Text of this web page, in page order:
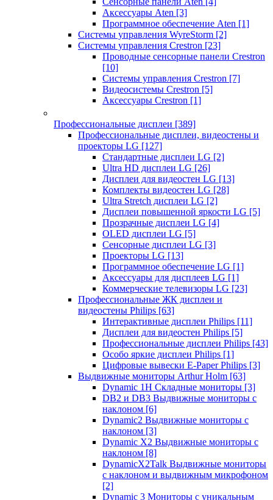
Аксессуары Aten [3]
Программное обеспечение Aten [1]
Системы управления WyreStorm [2]
Системы управления Crestron [23]
Проводные сенсорные панели Crestron
[10]
Системы управления Crestron [7]
Видеосистемы Crestron [5]
Аксессуары Crestron [1]
Профессиональные дисплеи [389]
Профессиональные дисплеи, видеостены и
проекторы LG [127]
Стандартные дисплеи LG [2]
Ultra HD дисплеи LG [26]
Дисплеи для видеостен LG [13]
Комплекты видеостен LG [28]
Ultra Stretch дисплеи LG [2]
Дисплеи повышенной яркости LG [5]
Прозрачные дисплеи LG [4]
OLED дисплеи LG [5]
Сенсорные дисплеи LG [3]
Проекторы LG [13]
Программное обеспечение LG [1]
Аксессуары для дисплеев LG [1]
Коммерческие телевизоры LG [23]
Профессиональные ЖК дисплеи и
видеостены Philips [63]
Интерактивные дисплеи Philips [11]
Дисплеи для видеостен Philips [5]
Профессиональные дисплеи Philips [43]
Особо яркие дисплеи Philips [1]
Цифровые вывески E-Paper Philips [3]
Выдвижные мониторы Arthur Holm [63]
Dynamic 1Н Складные мониторы [3]
DB2 и DB3 Выдвижные мониторы с
наклоном [6]
Dynamic2 Выдвижные мониторы с
наклоном [3]
Dynamic X2 Выдвижные мониторы с
наклоном [8]
DynamicX2Talk Выдвижные мониторы
с наклоном и выдвижным микрофоном
[2]
Dynamic 3 Мониторы с уникальным